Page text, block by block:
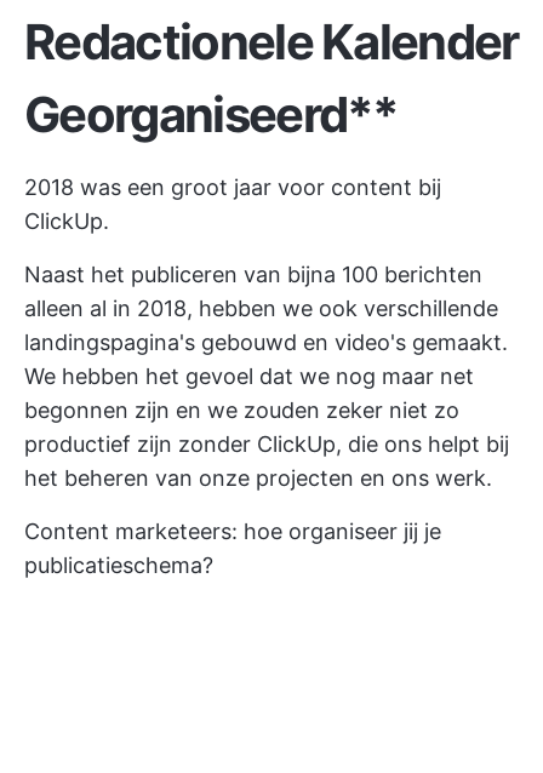
Redactionele Kalender
Georganiseerd**
2018 was een groot jaar voor content bij
ClickUp.
Naast het publiceren van bijna 100 berichten
alleen al in 2018, hebben we ook verschillende
landingspagina's gebouwd en video's gemaakt.
We hebben het gevoel dat we nog maar net
begonnen zijn en we zouden zeker niet zo
productief zijn zonder ClickUp, die ons helpt bij
het beheren van onze projecten en ons werk.
Content marketeers: hoe organiseer jij je
publicatieschema?